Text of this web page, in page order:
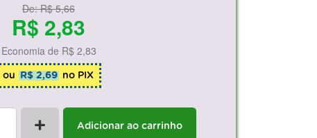
De:R$ 5,66
R$ 2,83
Economia de R$ 2,83
ou R$ 2,69 no PIX
+ Adicionar ao carrinho